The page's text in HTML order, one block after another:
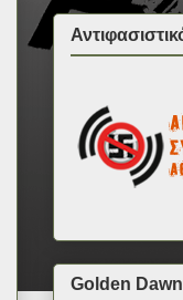
Golden